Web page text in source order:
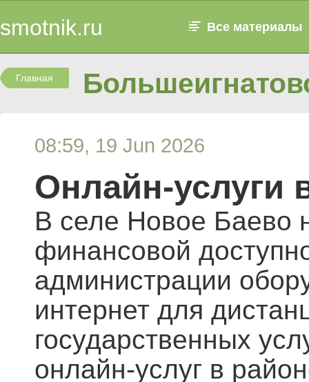
smotnik.ru Все материалы
Главная
08:59, 19 Jun 2026
Онлайн‑услуги
В селе Новое Баево
финансовой
администрации
интернет для
государственных
онлайн-услуг в